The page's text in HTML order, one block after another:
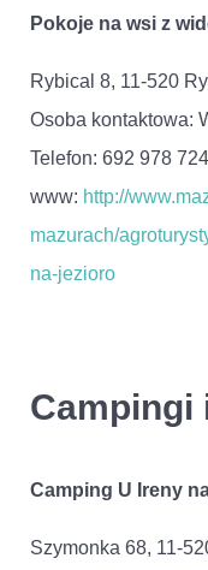
Pokoje na wsi z
Rybical 8, 11-520
Osoba kontaktowa:
Telefon: 692 978 724
www: http://
mazurach/
na-jezioro
Campingi
Camping U Ireny
Szymonka 68, 11-